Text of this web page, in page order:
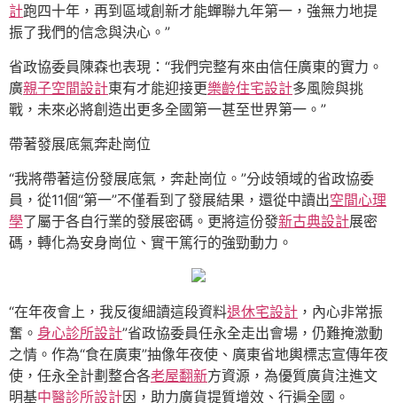
計跑四十年，再到區域創新才能蟬聯九年第一，強無力地提
振了我們的信念與決心。”
省政協委員陳森也表現：“我們完整有來由信任廣東的實力。
廣親子空間設計東有才能迎接更樂齡住宅設計多風險與挑
戰，未來必將創造出更多全國第一甚至世界第一。”
帶著發展底氣奔赴崗位
“我將帶著這份發展底氣，奔赴崗位。”分歧領域的省政協委
員，從11個“第一”不僅看到了發展結果，還從中讀出空間心理
學了屬于各自行業的發展密碼。更將這份發新古典設計展密
碼，轉化為安身崗位、實干篤行的強勁動力。
“在年夜會上，我反復細讀這段資料退休宅設計 ，內心非常振
奮。 身心診所設計”省政協委員任永全走出會場，仍難掩激動
之情。作為“食在廣東”抽像年夜使、廣東省地輿標志宣傳年夜
使，任永全計劃整合各老屋翻新方資源，為優質廣貨注進文
明基中醫診所設計因，助力廣貨提質增效、行遍全國。